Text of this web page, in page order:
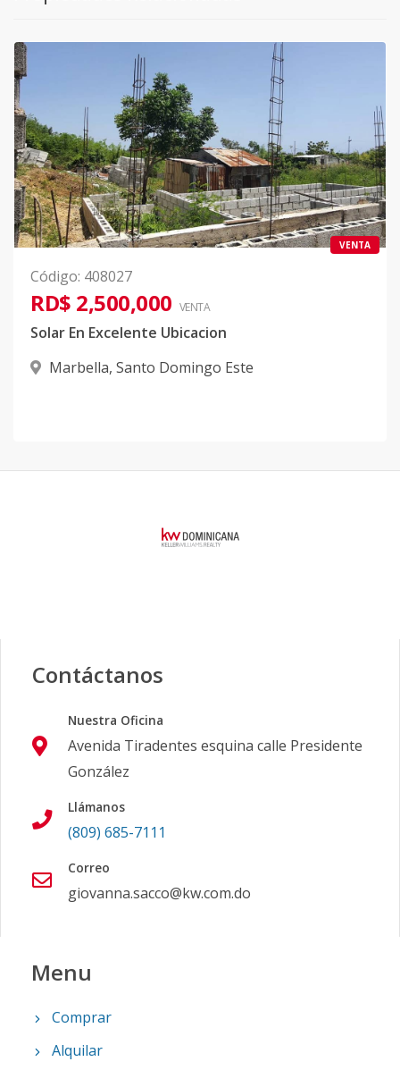
VENTA
Código: 408027
RD$ 2,500,000 VENTA
Solar En Excelente Ubicacion
Marbella, Santo Domingo Este
Contáctanos
Nuestra Oficina
Avenida Tiradentes esquina calle Presidente
González
Llámanos
(809) 685-7111
Correo
giovanna.sacco@kw.com.do
Menu
Comprar
Alquilar